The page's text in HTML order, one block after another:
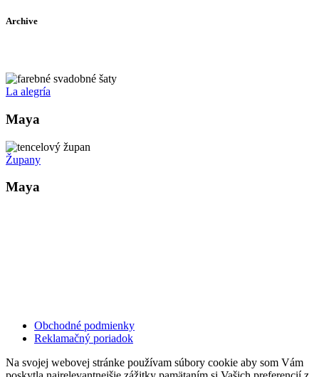
Archive
La alegría
Maya
Župany
Maya
Obchodné podmienky
Reklamačný poriadok
Na svojej webovej stránke používam súbory cookie aby som Vám